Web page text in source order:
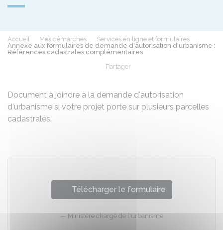
Accueil Mes démarches
Services en ligne et formulaires
Annexe aux formulaires de demande d'autorisation d'urbanisme :
Références cadastrales complémentaires
Partager
Document à joindre à la demande d'autorisation
d'urbanisme si votre projet porte sur plusieurs parcelles
cadastrales.
Télécharger le formulaire
Ministère chargé de l'urbanisme